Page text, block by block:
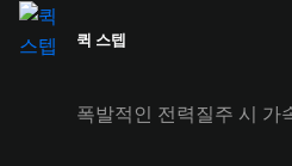
퀵 스텝
폭발적인 전력질주 시 가